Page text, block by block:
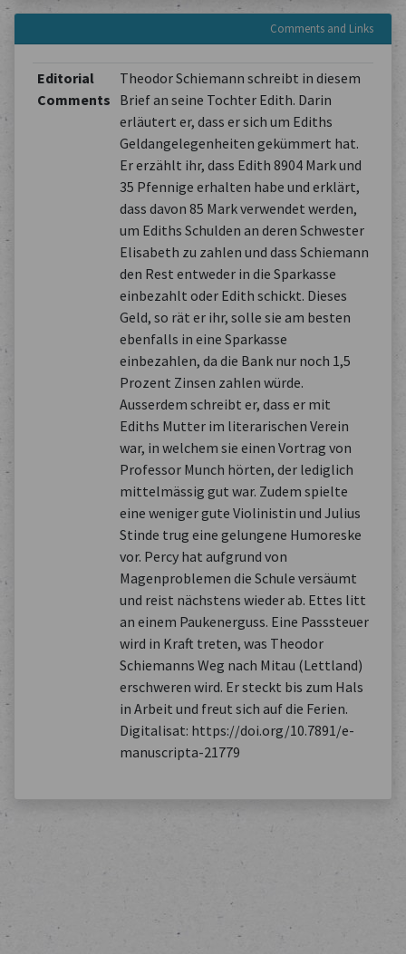
Comments and Links
Editorial
Comments
Theodor Schiemann schreibt in diesem
Brief an seine Tochter Edith. Darin
erläutert er, dass er sich um Ediths
Geldangelegenheiten gekümmert hat.
Er erzählt ihr, dass Edith 8904 Mark und
35 Pfennige erhalten habe und erklärt,
dass davon 85 Mark verwendet werden,
um Ediths Schulden an deren Schwester
Elisabeth zu zahlen und dass Schiemann
den Rest entweder in die Sparkasse
einbezahlt oder Edith schickt. Dieses
Geld, so rät er ihr, solle sie am besten
ebenfalls in eine Sparkasse
einbezahlen, da die Bank nur noch 1,5
Prozent Zinsen zahlen würde.
Ausserdem schreibt er, dass er mit
Ediths Mutter im literarischen Verein
war, in welchem sie einen Vortrag von
Professor Munch hörten, der lediglich
mittelmässig gut war. Zudem spielte
eine weniger gute Violinistin und Julius
Stinde trug eine gelungene Humoreske
vor. Percy hat aufgrund von
Magenproblemen die Schule versäumt
und reist nächstens wieder ab. Ettes litt
an einem Paukenerguss. Eine Passsteuer
wird in Kraft treten, was Theodor
Schiemanns Weg nach Mitau (Lettland)
erschweren wird. Er steckt bis zum Hals
in Arbeit und freut sich auf die Ferien.
Digitalisat: https://doi.org/10.7891/e-
manuscripta-21779